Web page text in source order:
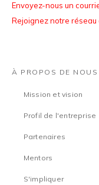
Envoyez-nous un
Rejoignez notre
À PROPOS DE NOUS
Mission et vision
Profil de l'entreprise
Partenaires
Mentors
S'impliquer